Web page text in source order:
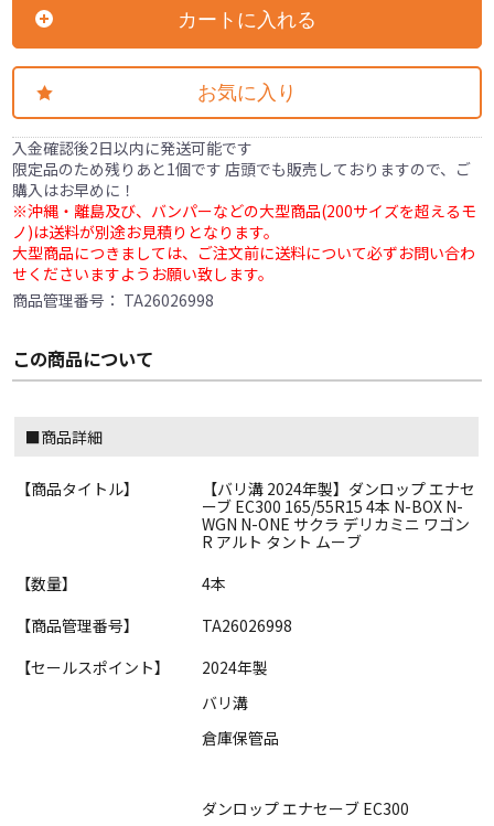
カートに入れる
お気に入り
入金確認後2日以内に発送可能です
限定品のため残りあと1個です 店頭でも販売しておりますので、ご
購入はお早めに！
※沖縄・離島及び、バンパーなどの大型商品(200サイズを超えるモ
ノ)は送料が別途お見積りとなります。
大型商品につきましては、ご注文前に送料について必ずお問い合わ
せくださいますようお願い致します。
商品管理番号： TA26026998
この商品について
■商品詳細
【商品タイトル】
【バリ溝 2024年製】ダンロップ エナセ
ーブ EC300 165/55R15 4本 N-BOX N-
WGN N-ONE サクラ デリカミニ ワゴン
R アルト タント ムーブ
【数量】
4本
【商品管理番号】
TA26026998
【セールスポイント】
2024年製
バリ溝
倉庫保管品
ダンロップ エナセーブ EC300